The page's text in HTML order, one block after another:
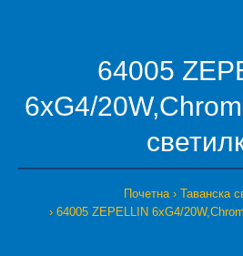
64005
6xG4/
Почетна
Таванска
64005 ZEPELLIN 6xG4/